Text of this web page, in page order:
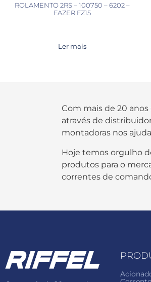
ROLAMENTO 2RS – 100750 – 6202 –
FAZER FZ15
Ler mais
Com mais de 20
através de
montadoras nos
Hoje temos orgulho
produtos para o
correntes de